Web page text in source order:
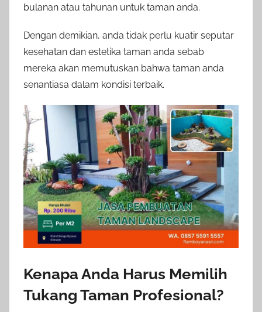
bulanan atau tahunan untuk taman anda.
Dengan demikian, anda tidak perlu kuatir seputar
kesehatan dan estetika taman anda sebab
mereka akan memutuskan bahwa taman anda
senantiasa dalam kondisi terbaik.
Kenapa Anda Harus Memilih
Tukang Taman Profesional?